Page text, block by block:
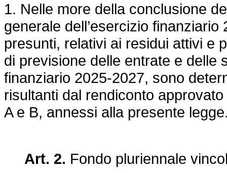
1. Nelle more della conclusione
generale dell’esercizio
presunti, relativi ai residui attivi e
di previsione delle entrate e delle
finanziario 2025-2027, sono
risultanti dal rendiconto
A e B, annessi alla presente
Art. 2. Fondo pluriennale